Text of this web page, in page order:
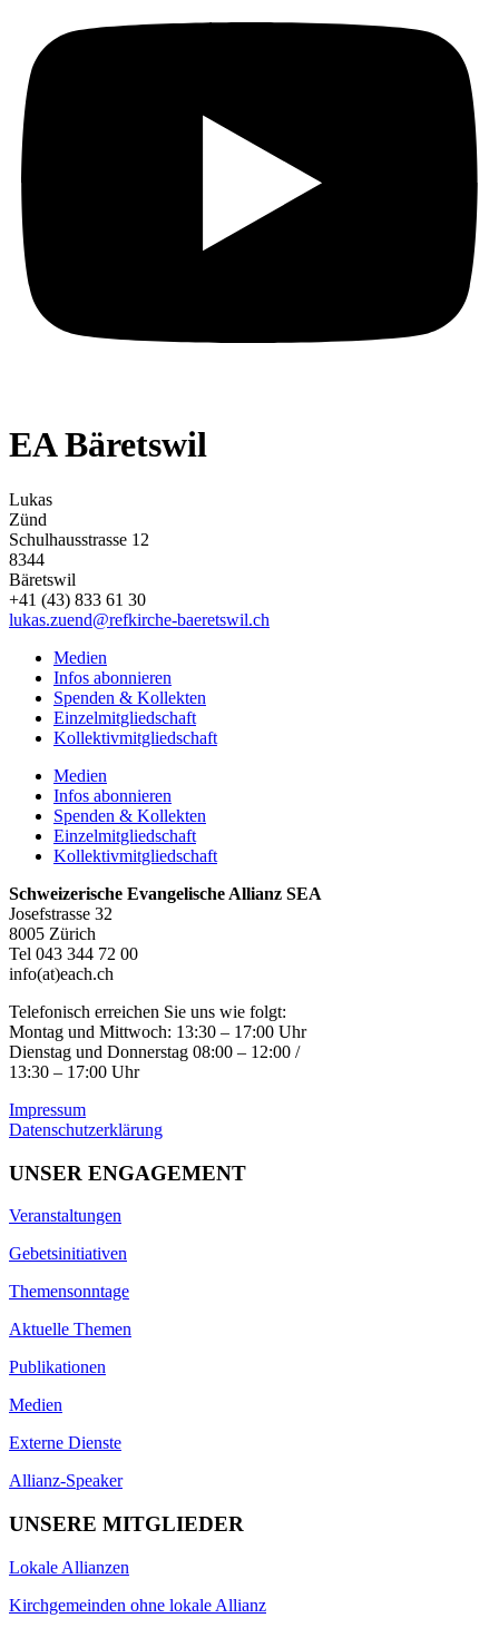
EA Bäretswil
Lukas
Zünd
Schulhausstrasse 12
8344
Bäretswil
+41 (43) 833 61 30
lukas.zuend@refkirche-baeretswil.ch
Medien
Infos abonnieren
Spenden & Kollekten
Einzelmitgliedschaft
Kollektivmitgliedschaft
Medien
Infos abonnieren
Spenden & Kollekten
Einzelmitgliedschaft
Kollektivmitgliedschaft
Schweizerische Evangelische Allianz SEA
Josefstrasse 32
8005 Zürich
Tel 043 344 72 00
info(at)each.ch
Telefonisch erreichen Sie uns wie folgt:
Montag und Mittwoch: 13:30 – 17:00 Uhr
Dienstag und Donnerstag 08:00 – 12:00 /
13:30 – 17:00 Uhr
Impressum
Datenschutzerklärung
UNSER ENGAGEMENT
Veranstaltungen
Gebetsinitiativen
Themensonntage
Aktuelle Themen
Publikationen
Medien
Externe Dienste
Allianz-Speaker
UNSERE MITGLIEDER
Lokale Allianzen
Kirchgemeinden ohne lokale Allianz